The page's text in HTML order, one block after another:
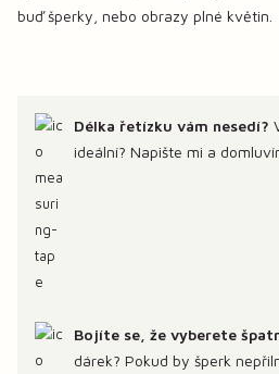
buď šperky, nebo obrazy plné květin.
Délka řetízku vám nesedí?
ideální? Napište mi a
Bojíte se, že vyberete
dárek? Pokud by šperk